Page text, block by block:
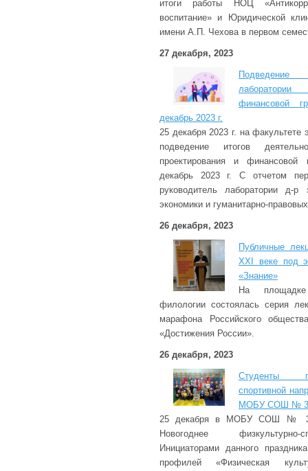
итоги работы НОЦ
воспитание» и Юридической
имени А.П. Чехова в первом
27 декабря, 2023
лаборатории
финансовой
декабрь 2023 г.
25 декабря 2023 г. на факультете
подведение итогов
проектирования и финансовой
декабрь 2023 г. С отчетом
руководитель лаборатории д-
экономики и гуманитарно-
26 декабря, 2023
Публичные
ХХI веке под
«Знание»
На
филологии состоялась серия
марафона Российского
«Достижения России».
26 декабря, 2023
Студенты
спортивной
МОБУ СОШ № 31
25 декабря в МОБУ СОШ № 31
Новогоднее физкультурно-
Инициаторами данного
профилей «Физическая